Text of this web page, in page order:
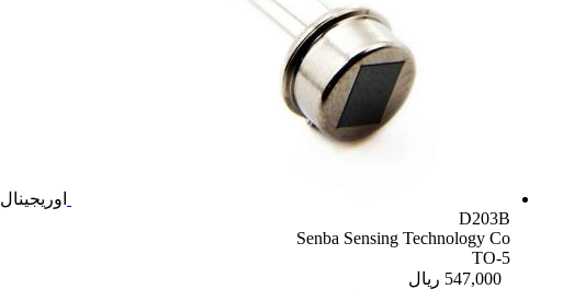
اوریجینال
D203B
Senba Sensing Technology Co
TO-5
547,000 ریال